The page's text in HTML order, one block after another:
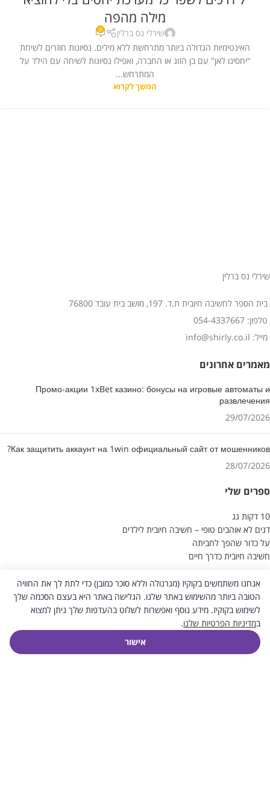
מילה מהפה
שירלי נס ברלין 0
האינטימיות הגדולה ביותר מתרחשת ללא מילים. נסיונות חוזרים לשיחת
"יחסינו לאן" עם בן הזוג או החברה, ואפילו נסיונות לשיחה עם הילד על
המתרחש...
המשך לקרוא
שירלי נס ברלין
בית הספר לחשיבה חיובית ת.ד. 197, מושב בית עובד 76800
טלפון: 054-4337667
מייל: info@shirly.co.il
מאמרים אחרונים
Промо-акции 1xBet казино: бонусы на игровые автоматы и
развлечения
29/07/2026
Как защитить аккаунт на 1win официальный сайт от мошенников?
28/07/2026
ספרים שלי
10 דקות גג
דגים לא אוהבים טופי – חשיבה חיובית לילדים
על כדור שהפך לחביתה
חשיבה חיובית כדרך חיים
עזרה
אודות
תקנון החנות
שאלות ותשובות
צור קשר
חנותעגלת הקניות
My account
אנחנו משתמשים בקוקיז (מגרנולה וללא סוכר כמובן) כדי לתת לך את החוויה
הטובה ביותר מהשימוש באתר שלנו. הגלישה באתר היא בעצם הסכמה שלך
לשימוש בקוקיז. מידע נוסף ואפשרות לשלוט בהעדפות שלך ניתן למצוא
במדיניות הפרטיות שלנו.
אישור